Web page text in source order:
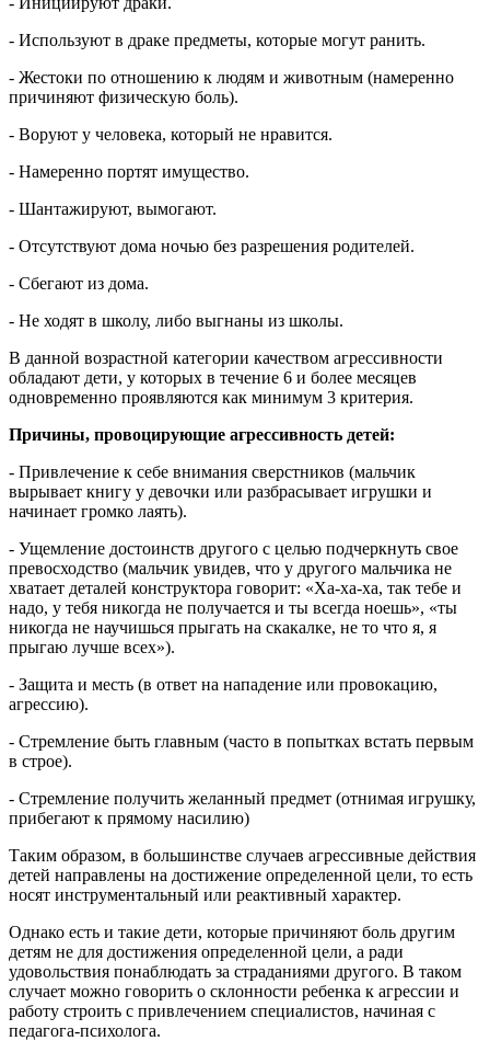
- Используют в драке предметы, которые могут ранить.
- Жестоки по отношению к людям и животным (намеренно
причиняют физическую боль).
- Воруют у человека, который не нравится.
- Намеренно портят имущество.
- Шантажируют, вымогают.
- Отсутствуют дома ночью без разрешения родителей.
- Сбегают из дома.
- Не ходят в школу, либо выгнаны из школы.
В данной возрастной категории качеством агрессивности
обладают дети, у которых в течение 6 и более месяцев
одновременно проявляются как минимум 3 критерия.
Причины, провоцирующие агрессивность детей:
- Привлечение к себе внимания сверстников (мальчик
вырывает книгу у девочки или разбрасывает игрушки и
начинает громко лаять).
- Ущемление достоинств другого с целью подчеркнуть свое
превосходство (мальчик увидев, что у другого мальчика не
хватает деталей конструктора говорит: «Ха-ха-ха, так тебе и
надо, у тебя никогда не получается и ты всегда ноешь», «ты
никогда не научишься прыгать на скакалке, не то что я, я
прыгаю лучше всех»).
- Защита и месть (в ответ на нападение или провокацию,
агрессию).
- Стремление быть главным (часто в попытках встать первым
в строе).
- Стремление получить желанный предмет (отнимая игрушку,
прибегают к прямому насилию)
Таким образом, в большинстве случаев агрессивные действия
детей направлены на достижение определенной цели, то есть
носят инструментальный или реактивный характер.
Однако есть и такие дети, которые причиняют боль другим
детям не для достижения определенной цели, а ради
удовольствия понаблюдать за страданиями другого. В таком
случает можно говорить о склонности ребенка к агрессии и
работу строить с привлечением специалистов, начиная с
педагога-психолога.